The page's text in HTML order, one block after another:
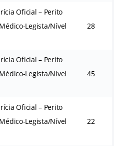
Oficial – Perito
Legista/Nível
28
Oficial – Perito
Legista/Nível
45
Oficial – Perito
Legista/Nível
22